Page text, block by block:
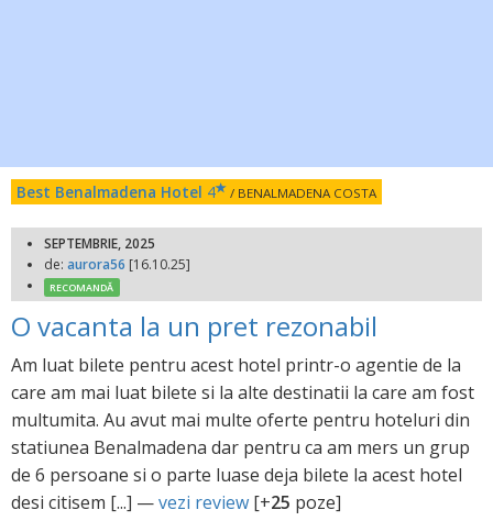
Best Benalmadena Hotel 4 / BENALMADENA COSTA
SEPTEMBRIE, 2025
de: aurora56 [16.10.25]
RECOMANDĂ
O vacanta la un pret rezonabil
Am luat bilete pentru acest hotel printr-o agentie de la
care am mai luat bilete si la alte destinatii la care am fost
multumita. Au avut mai multe oferte pentru hoteluri din
statiunea Benalmadena dar pentru ca am mers un grup
de 6 persoane si o parte luase deja bilete la acest hotel
desi citisem [...] —vezi review [+25 poze]